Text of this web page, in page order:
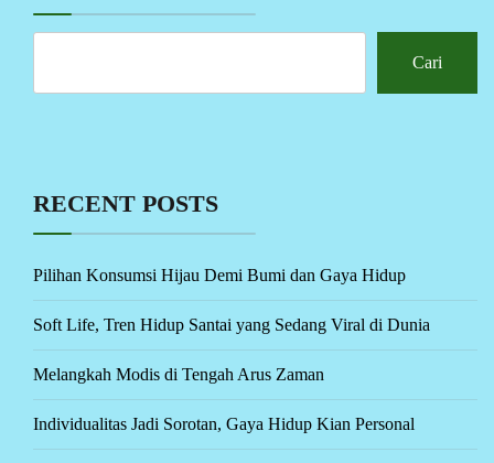
Cari
RECENT POSTS
Pilihan Konsumsi Hijau Demi Bumi dan Gaya Hidup
Soft Life, Tren Hidup Santai yang Sedang Viral di Dunia
Melangkah Modis di Tengah Arus Zaman
Individualitas Jadi Sorotan, Gaya Hidup Kian Personal